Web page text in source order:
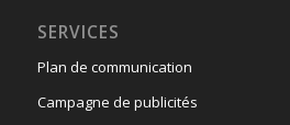
SERVICES
Plan de communication
Campagne de publicités